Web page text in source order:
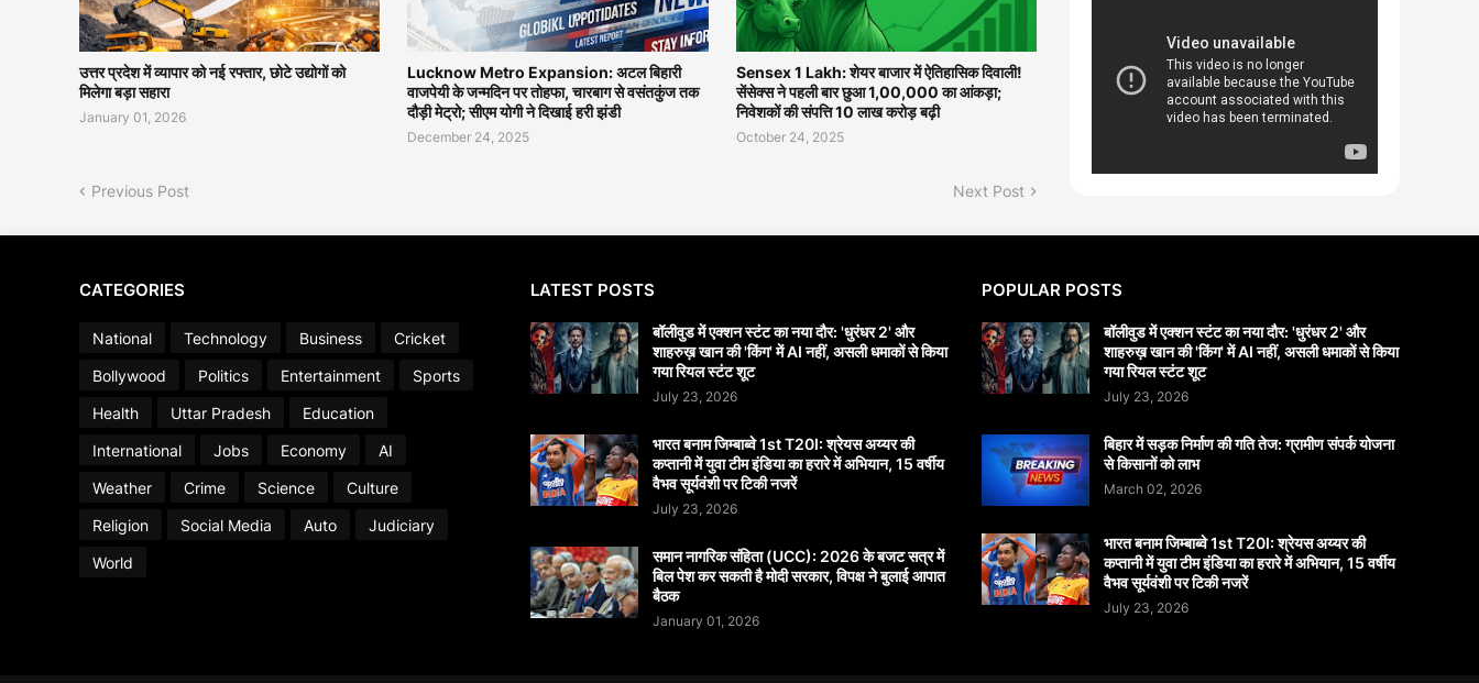
उत्तर प्रदेश में व्यापार को नई रफ्तार, छोटे उद्योगों को
मिलेगा बड़ा सहारा
January 01, 2026
Lucknow Metro Expansion: अटल बिहारी
वाजपेयी के जन्मदिन पर तोहफा, चारबाग से वसंतकुंज तक
दौड़ी मेट्रो; सीएम योगी ने दिखाई हरी झंडी
December 24, 2025
Sensex 1 Lakh: शेयर बाजार में ऐतिहासिक दिवाली!
सेंसेक्स ने पहली बार छुआ 1,00,000 का आंकड़ा;
निवेशकों की संपत्ति 10 लाख करोड़ बढ़ी
October 24, 2025
Previous Post Next Post
CATEGORIES
National Technology Business
Cricket
Bollywood
Politics Entertainment
Sports
Health
Uttar Pradesh
Education
International
Jobs Economy
AI
Weather
Crime Science
Culture
Religion
Social Media Auto
Judiciary
World
LATEST POSTS
बॉलीवुड में एक्शन स्टंट का नया दौर: 'धुरंधर 2' और
शाहरुख़ खान की 'किंग' में AI नहीं, असली धमाकों से किया
गया रियल स्टंट शूट
July 23, 2026
भारत बनाम जिम्बाब्वे 1st T20I: श्रेयस अय्यर की
कप्तानी में युवा टीम इंडिया का हरारे में अभियान, 15 वर्षीय
वैभव सूर्यवंशी पर टिकी नजरें
July 23, 2026
समान नागरिक संहिता (UCC): 2026 के बजट सत्र में
बिल पेश कर सकती है मोदी सरकार, विपक्ष ने बुलाई आपात
बैठक
January 01, 2026
POPULAR POSTS
बॉलीवुड में एक्शन स्टंट का नया दौर: 'धुरंधर 2' और
शाहरुख़ खान की 'किंग' में AI नहीं, असली धमाकों से किया
गया रियल स्टंट शूट
July 23, 2026
बिहार में सड़क निर्माण की गति तेज: ग्रामीण संपर्क योजना
से किसानों को लाभ
March 02, 2026
भारत बनाम जिम्बाब्वे 1st T20I: श्रेयस अय्यर की
कप्तानी में युवा टीम इंडिया का हरारे में अभियान, 15 वर्षीय
वैभव सूर्यवंशी पर टिकी नजरें
July 23, 2026